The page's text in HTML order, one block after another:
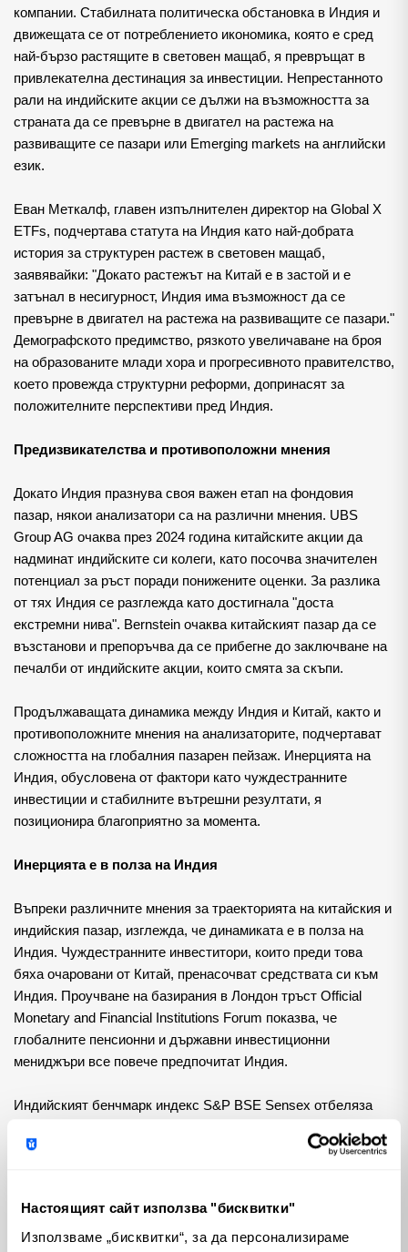
Настоящият сайт използва "бисквитки"
Използваме „бисквитки“, за да персонализираме
компании. Стабилната политическа обстановка в Индия и
движещата се от потреблението икономика, която е сред
най-бързо растящите в световен мащаб, я превръщат в
привлекателна дестинация за инвестиции. Непрестанното
рали на индийските акции се дължи на възможността за
страната да се превърне в двигател на растежа на
развиващите се пазари или Emerging markets на английски
език.
Еван Меткалф, главен изпълнителен директор на Global X
ETFs, подчертава статута на Индия като най-добрата
история за структурен растеж в световен мащаб,
заявявайки: "Докато растежът на Китай е в застой и е
затънал в несигурност, Индия има възможност да се
превърне в двигател на растежа на развиващите се пазари."
Демографското предимство, рязкото увеличаване на броя
на образованите млади хора и прогресивното правителство,
което провежда структурни реформи, допринасят за
положителните перспективи пред Индия.
Предизвикателства и противоположни мнения
Докато Индия празнува своя важен етап на фондовия
пазар, някои анализатори са на различни мнения. UBS
Group AG очаква през 2024 година китайските акции да
надминат индийските си колеги, като посочва значителен
потенциал за ръст поради понижените оценки. За разлика
от тях Индия се разглежда като достигнала "доста
екстремни нива". Bernstein очаква китайският пазар да се
възстанови и препоръчва да се прибегне до заключване на
печалби от индийските акции, които смята за скъпи.
Продължаващата динамика между Индия и Китай, както и
противоположните мнения на анализаторите, подчертават
сложността на глобалния пазарен пейзаж. Инерцията на
Индия, обусловена от фактори като чуждестранните
инвестиции и стабилните вътрешни резултати, я
позиционира благоприятно за момента.
Инерцията е в полза на Индия
Въпреки различните мнения за траекторията на китайския и
индийския пазар, изглежда, че динамиката е в полза на
Индия. Чуждестранните инвеститори, които преди това
бяха очаровани от Китай, пренасочват средствата си към
Индия. Проучване на базирания в Лондон тръст Official
Monetary and Financial Institutions Forum показва, че
глобалните пенсионни и държавни инвестиционни
мениджъри все повече предпочитат Индия.
Индийският бенчмарк индекс S&P BSE Sensex отбеляза
от над 21 млрд. долара чуждестранни средства, вливащи
добрата възможност за дългосрочни инвестиции.